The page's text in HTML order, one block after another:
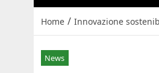
Home / Innovazione
News